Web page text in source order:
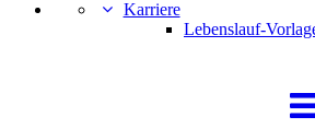
Karriere
Lebenslauf-